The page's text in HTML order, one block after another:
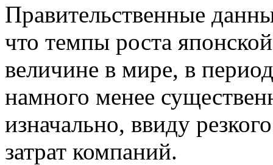
Правительственные
что темпы роста
величине в мире, в
намного менее
изначально, ввиду
затрат компаний.